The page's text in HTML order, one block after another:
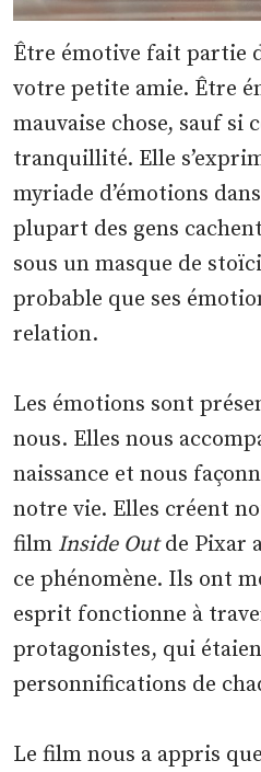
Être émotive fait partie
votre petite amie. Être
mauvaise chose, sauf si
tranquillité. Elle
myriade d’émotions
plupart des gens
sous un masque de
probable que ses
relation.
Les émotions sont
nous. Elles nous
naissance et nous
notre vie. Elles créent
film Inside Outde Pixar
ce phénomène. Ils ont
esprit fonctionne à
protagonistes, qui
personnifications de
Le film nous a appris